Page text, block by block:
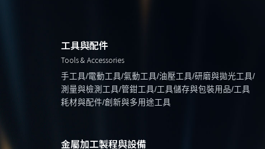
工具與配件
Tools & Accessories
手工具/電動工具/氣動工具/油壓工具/研磨與拋光工具/
測量與檢測工具/管鉗工具/工具儲存與包裝用品/工具
耗材與配件/創新與多用途工具
金屬加工製程與設備